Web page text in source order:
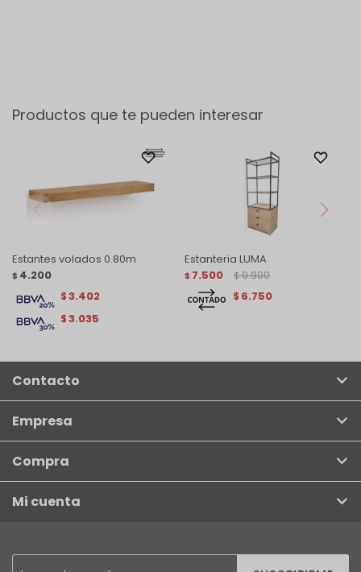
Productos que te pueden interesar
Estantes volados 0.80m
$ 4.200
$3.035
$3.402
Estanteria LUMA
$ 7.500 $ 9.900
$ 6.750
Contacto
Empresa
Compra
Mi cuenta